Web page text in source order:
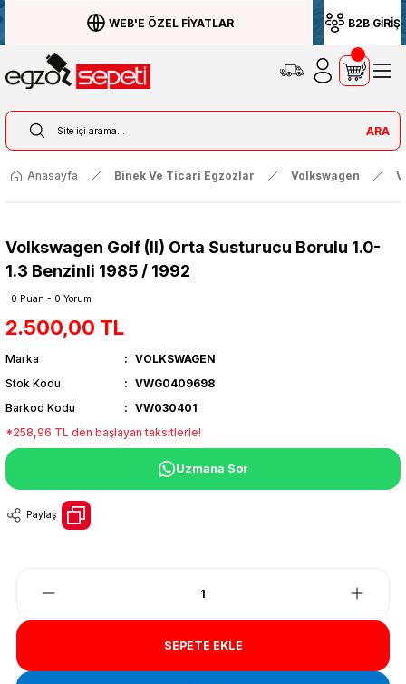
WEB'E ÖZEL FİYATLAR B2B GİRİŞ
ARA
Anasayfa Binek Ve Ticari Egzozlar Volkswagen
Volkswagen Golf (II) Orta Susturucu Borulu 1.0-
1.3 Benzinli 1985 / 1992
0 Puan - 0 Yorum
2.500,00 TL
Marka
VOLKSWAGEN
Stok Kodu
VWG0409698
Barkod Kodu
VW030401
*258,96 TL den başlayan taksitlerle!
Uzmana Sor
Paylaş
SEPETE EKLE